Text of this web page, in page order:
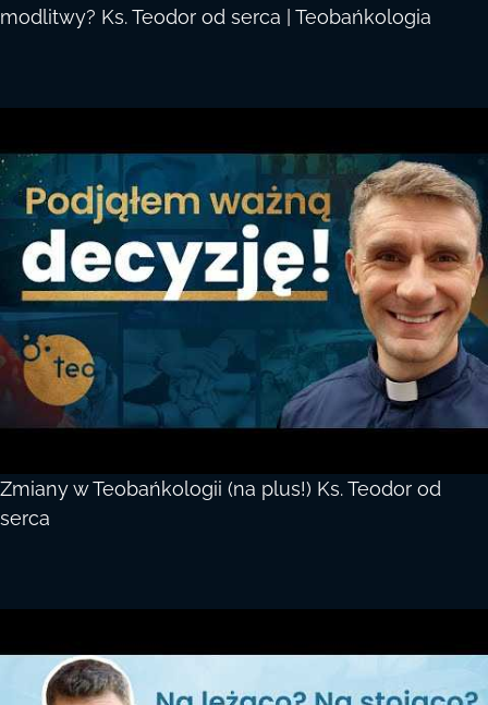
modlitwy? Ks. Teodor od serca | Teobańkologia
Zmiany w Teobańkologii (na plus!) Ks. Teodor od
serca